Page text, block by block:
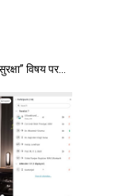
विषय पर…